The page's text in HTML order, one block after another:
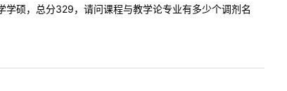
硕，总分329，请问课程与教学论专业有多少个调剂名